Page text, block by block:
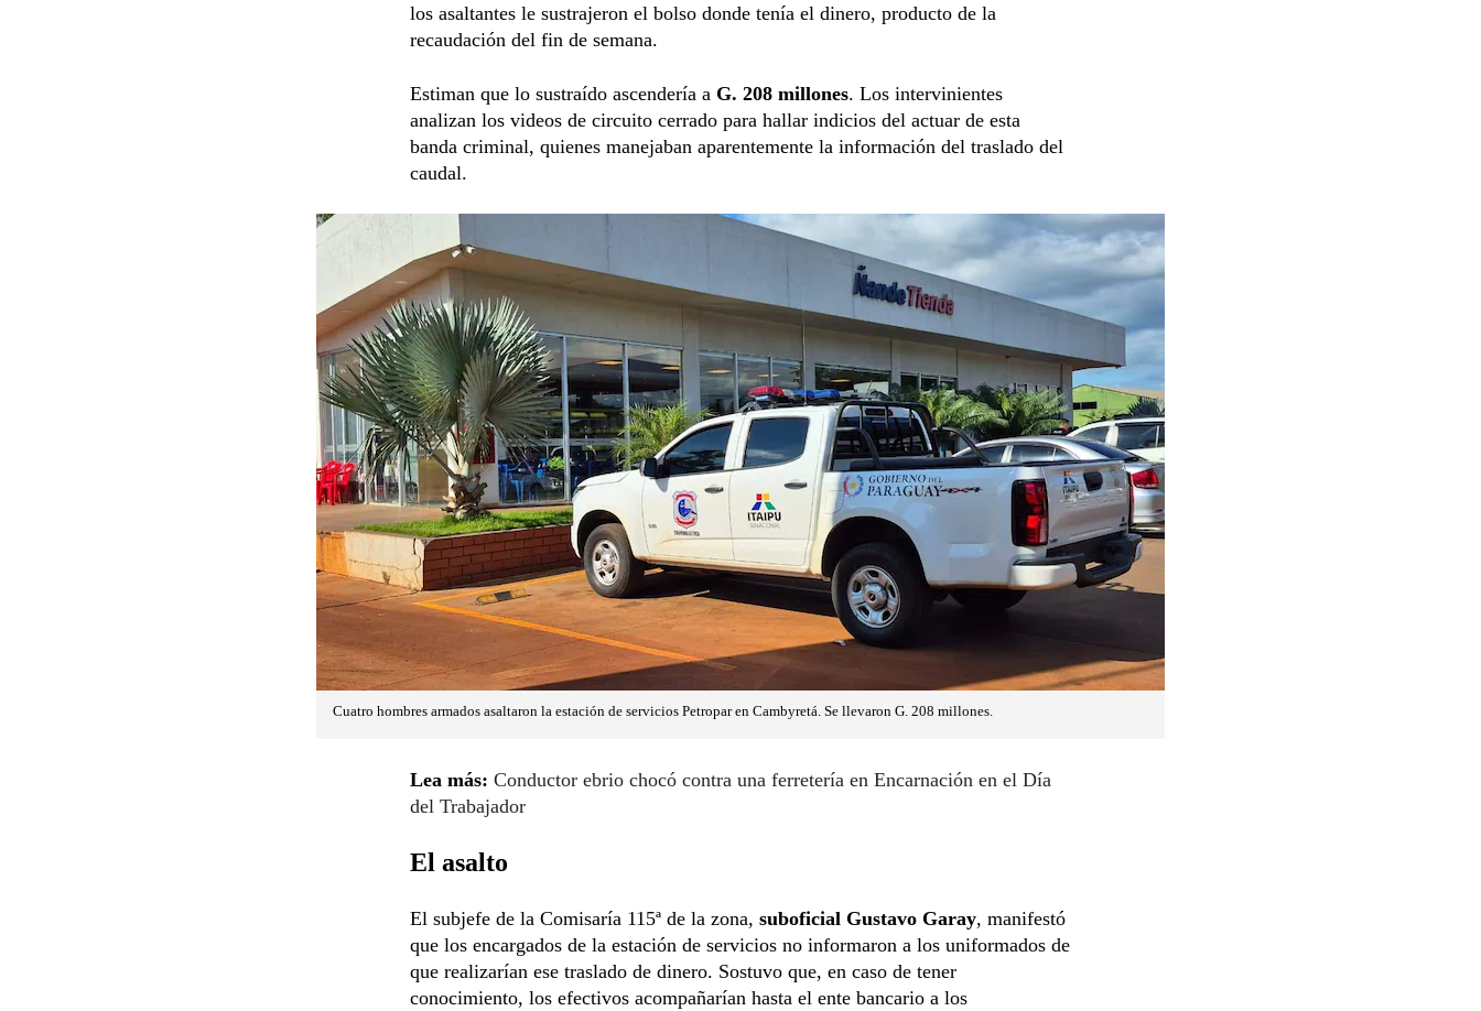
los asaltantes le sustrajeron el bolso donde tenía el dinero, producto de la
recaudación del fin de semana.
Estiman que lo sustraído ascendería a G. 208 millones. Los intervinientes
analizan los videos de circuito cerrado para hallar indicios del actuar de esta
banda criminal, quienes manejaban aparentemente la información del traslado del
caudal.
Cuatro hombres armados asaltaron la estación de servicios Petropar en Cambyretá. Se llevaron G. 208 millones.
Lea más: Conductor ebrio chocó contra una ferretería en Encarnación en el Día
del Trabajador
El asalto
El subjefe de la Comisaría 115ª de la zona, suboficial Gustavo Garay, manifestó
que los encargados de la estación de servicios no informaron a los uniformados de
que realizarían ese traslado de dinero. Sostuvo que, en caso de tener
conocimiento, los efectivos acompañarían hasta el ente bancario a los